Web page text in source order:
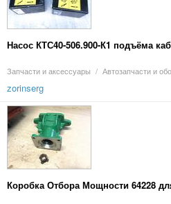
Насос КТС40-506.900-К1 подъёма
Запчасти и аксессуары / Автозапчасти и
zorinserg
Коробка Отбора Мощности 64228